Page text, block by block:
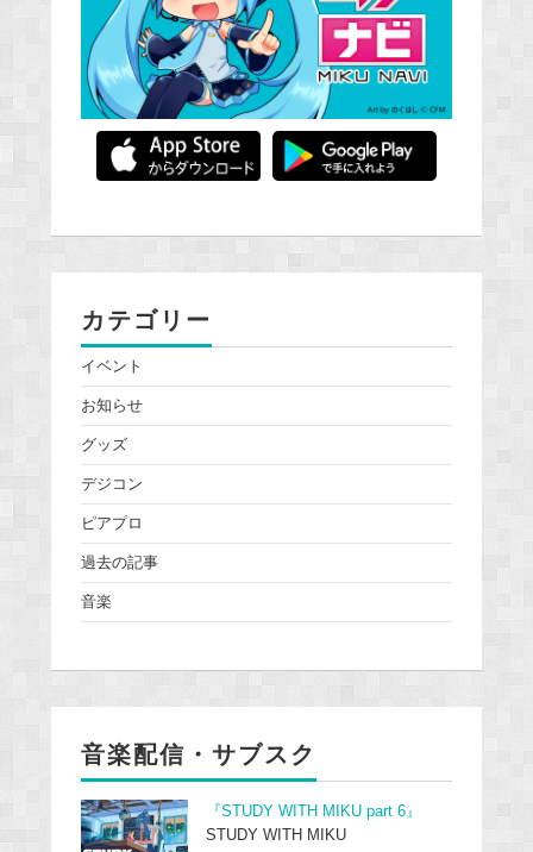
カテゴリー
イベント
お知らせ
グッズ
デジコン
ピアプロ
過去の記事
音楽
音楽配信・サブスク
『STUDY WITH MIKU part 6』
STUDY WITH MIKU